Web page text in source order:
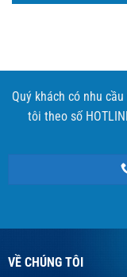
Quý khách có nhu
tôi theo số
VỀ CHÚNG TÔI